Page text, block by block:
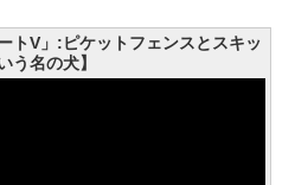
トV」:ピケットフェンスとスキッ
う名の犬】